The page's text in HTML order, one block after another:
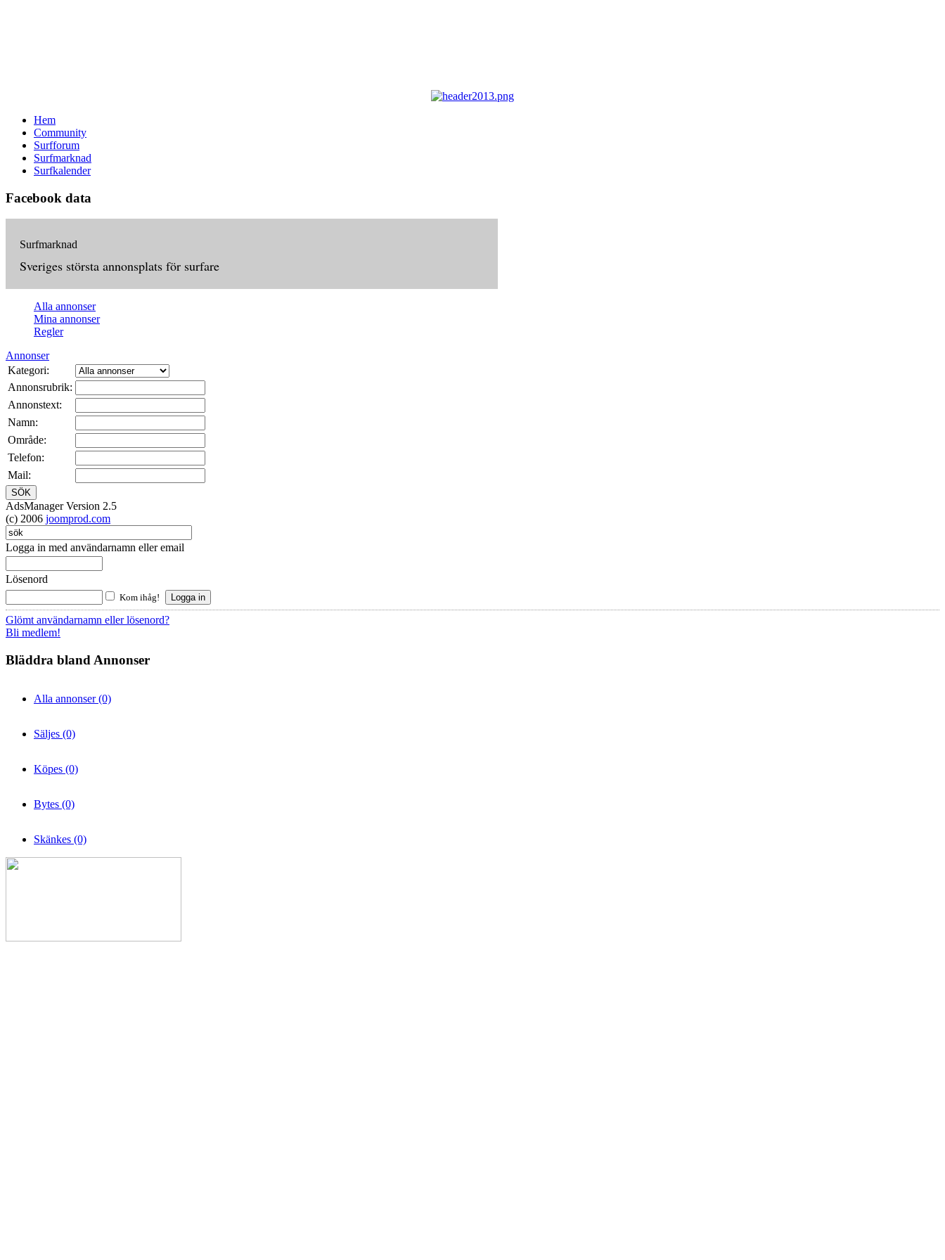
Hem
Community
Surfforum
Surfmarknad
Surfkalender
Facebook data
Surfmarknad
Sveriges största annonsplats för surfare
Alla annonser
Mina annonser
Regler
Annonser
Kategori:
Annonsrubrik:
Annonstext:
Namn:
Område:
Telefon:
Mail:
AdsManager Version 2.5
(c) 2006 joomprod.com
Logga in med användarnamn eller email
Lösenord
Kom ihåg!
Glömt användarnamn eller lösenord?
Bli medlem!
Bläddra bland Annonser
Alla annonser (0)
Säljes (0)
Köpes (0)
Bytes (0)
Skänkes (0)